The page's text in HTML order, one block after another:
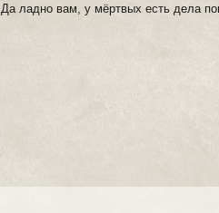
Да ладно вам, у мёртвых есть дела